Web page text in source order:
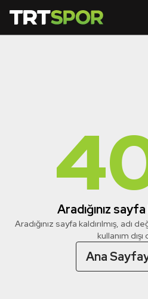
Aradığınız
Aradığınız sayfa kaldırılmış, adı
kullanım
Ana